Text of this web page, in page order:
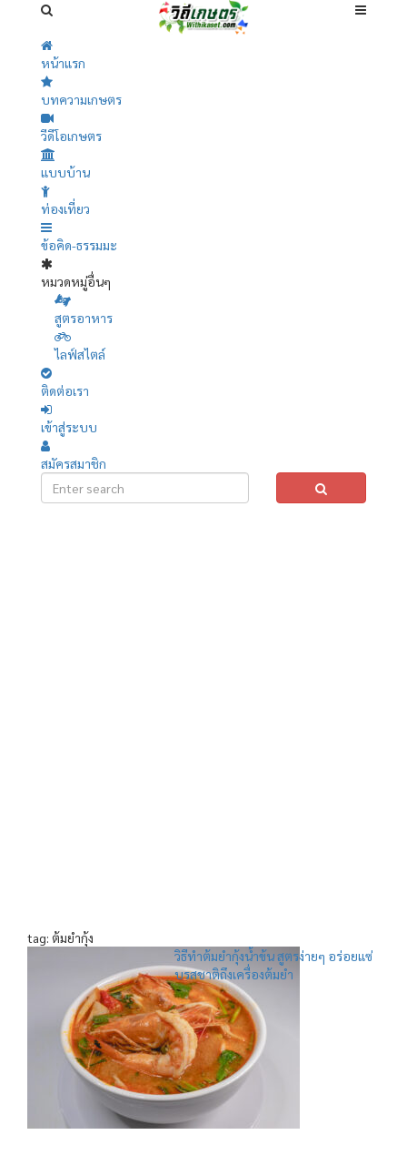
หน้าแรก
บทความเกษตร
วีดีโอเกษตร
แบบบ้าน
ท่องเที่ยว
ข้อคิด-ธรรมมะ
หมวดหมู่อื่นๆ
สูตรอาหาร
ไลฟ์สไตล์
ติดต่อเรา
เข้าสู่ระบบ
สมัครสมาชิก
tag: ต้มยำกุ้ง
วิธีทำต้มยำกุ้งน้ำข้น สูตรง่ายๆ อร่อยแซ่
บรสชาติถึงเครื่องต้มยำ